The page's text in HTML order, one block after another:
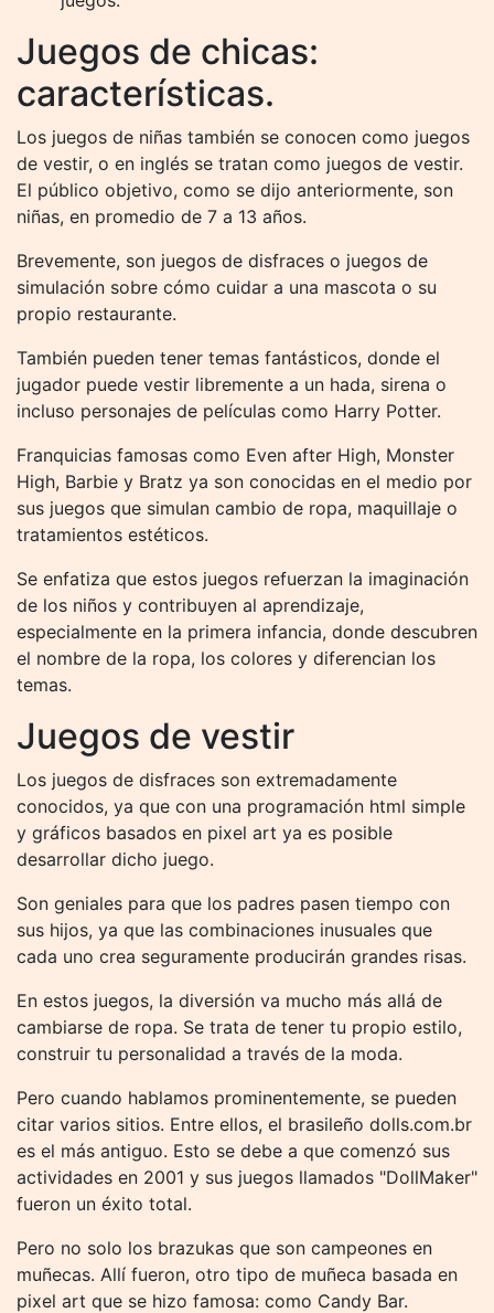
Juegos de chicas:
características.
Los juegos de niñas también se conocen como juegos
de vestir, o en inglés se tratan como juegos de vestir.
El público objetivo, como se dijo anteriormente, son
niñas, en promedio de 7 a 13 años.
Brevemente, son juegos de disfraces o juegos de
simulación sobre cómo cuidar a una mascota o su
propio restaurante.
También pueden tener temas fantásticos, donde el
jugador puede vestir libremente a un hada, sirena o
incluso personajes de películas como Harry Potter.
Franquicias famosas como Even after High, Monster
High, Barbie y Bratz ya son conocidas en el medio por
sus juegos que simulan cambio de ropa, maquillaje o
tratamientos estéticos.
Se enfatiza que estos juegos refuerzan la imaginación
de los niños y contribuyen al aprendizaje,
especialmente en la primera infancia, donde descubren
el nombre de la ropa, los colores y diferencian los
temas.
Juegos de vestir
Los juegos de disfraces son extremadamente
conocidos, ya que con una programación html simple
y gráficos basados ​​en pixel art ya es posible
desarrollar dicho juego.
Son geniales para que los padres pasen tiempo con
sus hijos, ya que las combinaciones inusuales que
cada uno crea seguramente producirán grandes risas.
En estos juegos, la diversión va mucho más allá de
cambiarse de ropa. Se trata de tener tu propio estilo,
construir tu personalidad a través de la moda.
Pero cuando hablamos prominentemente, se pueden
citar varios sitios. Entre ellos, el brasileño dolls.com.br
es el más antiguo. Esto se debe a que comenzó sus
actividades en 2001 y sus juegos llamados "DollMaker"
fueron un éxito total.
Pero no solo los brazukas que son campeones en
muñecas. Allí fueron, otro tipo de muñeca basada en
pixel art que se hizo famosa: como Candy Bar.